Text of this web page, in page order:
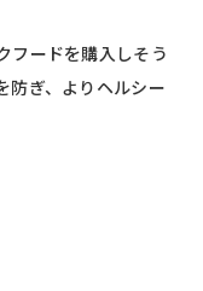
フードを購入しそう
防ぎ、よりヘルシー